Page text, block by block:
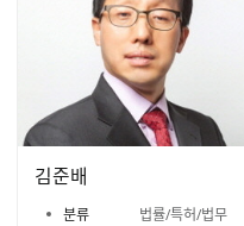
김준배
분류
법률/특허/법무